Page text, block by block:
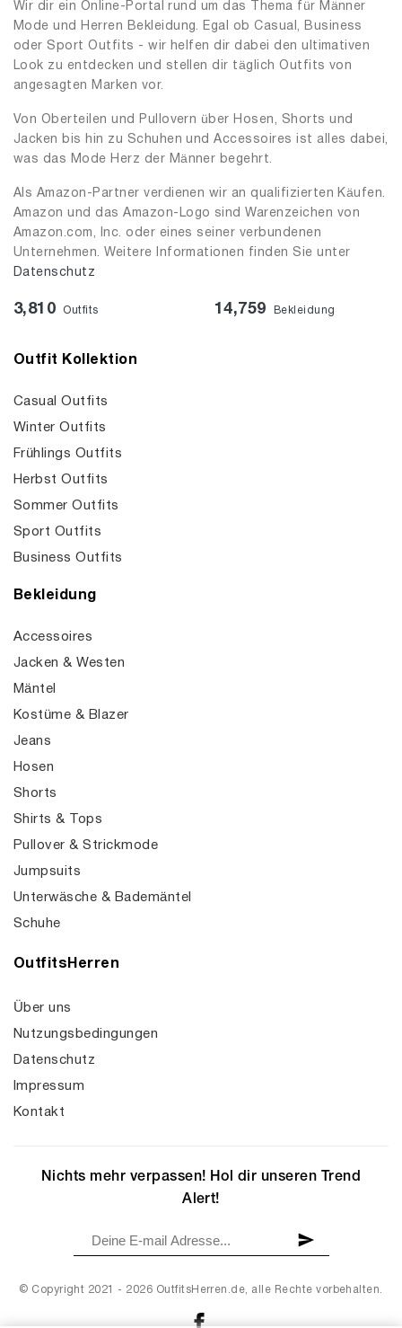
Wir dir ein Online-Portal rund um das Thema für Männer
Mode und Herren Bekleidung. Egal ob Casual, Business
oder Sport Outfits - wir helfen dir dabei den ultimativen
Look zu entdecken und stellen dir täglich Outfits von
angesagten Marken vor.
Von Oberteilen und Pullovern über Hosen, Shorts und
Jacken bis hin zu Schuhen und Accessoires ist alles dabei,
was das Mode Herz der Männer begehrt.
Als Amazon-Partner verdienen wir an qualifizierten Käufen.
Amazon und das Amazon-Logo sind Warenzeichen von
Amazon.com, Inc. oder eines seiner verbundenen
Unternehmen. Weitere Informationen finden Sie unter
Datenschutz
3,810 Outfits 14,759 Bekleidung
Outfit Kollektion
Casual Outfits
Winter Outfits
Frühlings Outfits
Herbst Outfits
Sommer Outfits
Sport Outfits
Business Outfits
Bekleidung
Accessoires
Jacken & Westen
Mäntel
Kostüme & Blazer
Jeans
Hosen
Shorts
Shirts & Tops
Pullover & Strickmode
Jumpsuits
Unterwäsche & Bademäntel
Schuhe
OutfitsHerren
Über uns
Nutzungsbedingungen
Datenschutz
Impressum
Kontakt
© Copyright 2021 - 2026 OutfitsHerren.de, alle Rechte vorbehalten.
Nichts mehr verpassen! Hol dir unseren Trend
Alert!